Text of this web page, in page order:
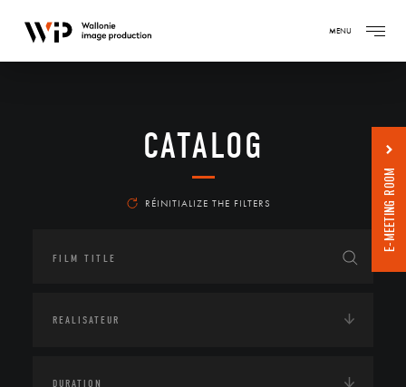
MENU
CATALOG
RÉINITIALIZE THE FILTERS E-MEETING ROOM